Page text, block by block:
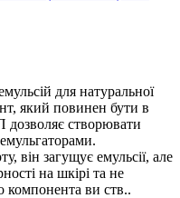
для натуральної
який повинен бути в
дозволяє створювати
він загущує емульсії, але
на шкірі та не
компонента ви ств..